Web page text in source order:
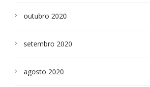
outubro 2020
setembro 2020
agosto 2020